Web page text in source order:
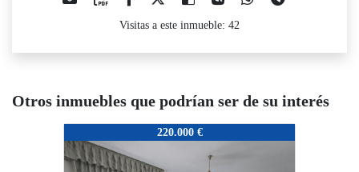
Visitas a este inmueble: 42
Otros inmuebles que podrían ser de su interés
220.000 €
SU-042